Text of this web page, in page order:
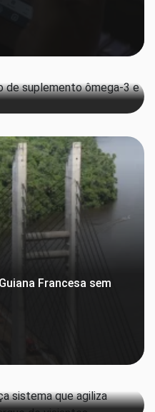
de suplemento
repelentes
Francesa sem
sistema que agiliza
de viajantes
pela